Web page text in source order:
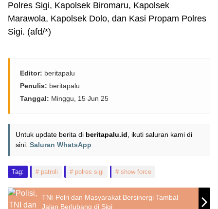
Polres Sigi, Kapolsek Biromaru, Kapolsek
Marawola, Kapolsek Dolo, dan Kasi Propam Polres
Sigi. (afd/*)
Editor: beritapalu
Penulis: beritapalu
Tanggal: Minggu, 15 Jun 25
Untuk update berita di beritapalu.id, ikuti saluran kami di
sini: Saluran WhatsApp
Tag: patroli polres sigi show force
TNI-Polri dan Masyarakat Bersinergi Tambal
Jalan Berlubang di Sigi